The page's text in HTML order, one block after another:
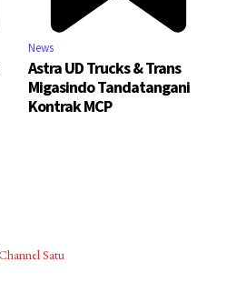
News
Astra UD Trucks & Trans
Migasindo Tandatangani
Kontrak MCP